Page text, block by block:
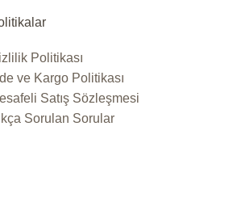
Politikası
ve Kargo Politikası
Satış Sözleşmesi
Sorulan Sorular